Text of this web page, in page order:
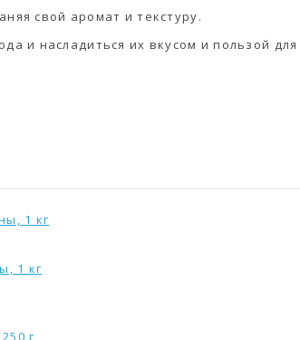
свой аромат и текстуру.
и насладиться их вкусом и пользой для
1 кг